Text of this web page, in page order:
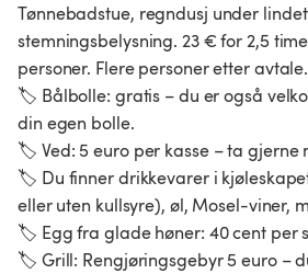
Tønnebadstue, regndusj under
stemningsbelysning. 23 € for 2,5
personer. Flere personer etter avtale.
🏷️ Bålbolle: gratis – du er også
din egen bolle.
🏷️ Ved: 5 euro per kasse – ta gjerne
🏷️ Du finner drikkevarer i
eller uten kullsyre), øl, Mosel-viner,
🏷️ Egg fra glade høner: 40 cent per
🏷️ Grill: Rengjøringsgebyr 5 euro –